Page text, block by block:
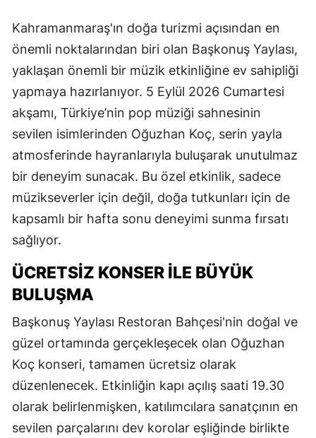
Kahramanmaraş'ın doğa turizmi açısından en
önemli noktalarından biri olan Başkonuş Yaylası,
yaklaşan önemli bir müzik etkinliğine ev sahipliği
yapmaya hazırlanıyor. 5 Eylül 2026 Cumartesi
akşamı, Türkiye’nin pop müziği sahnesinin
sevilen isimlerinden Oğuzhan Koç, serin yayla
atmosferinde hayranlarıyla buluşarak unutulmaz
bir deneyim sunacak. Bu özel etkinlik, sadece
müzikseverler için değil, doğa tutkunları için de
kapsamlı bir hafta sonu deneyimi sunma fırsatı
sağlıyor.
ÜCRETSİZ KONSER İLE BÜYÜK
BULUŞMA
Başkonuş Yaylası Restoran Bahçesi'nin doğal ve
güzel ortamında gerçekleşecek olan Oğuzhan
Koç konseri, tamamen ücretsiz olarak
düzenlenecek. Etkinliğin kapı açılış saati 19.30
olarak belirlenmişken, katılımcılara sanatçının en
sevilen parçalarını dev korolar eşliğinde birlikte